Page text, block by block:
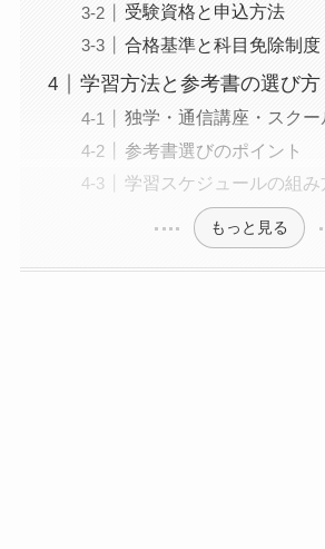
受験資格と申込方法
合格基準と科目免除制度
学習方法と参考書の選び方
独学・通信講座・スクー
参考書選びのポイント
学習スケジュールの組み
もっと見る